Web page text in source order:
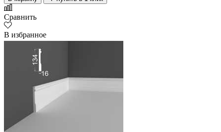
Сравнить
В избранное